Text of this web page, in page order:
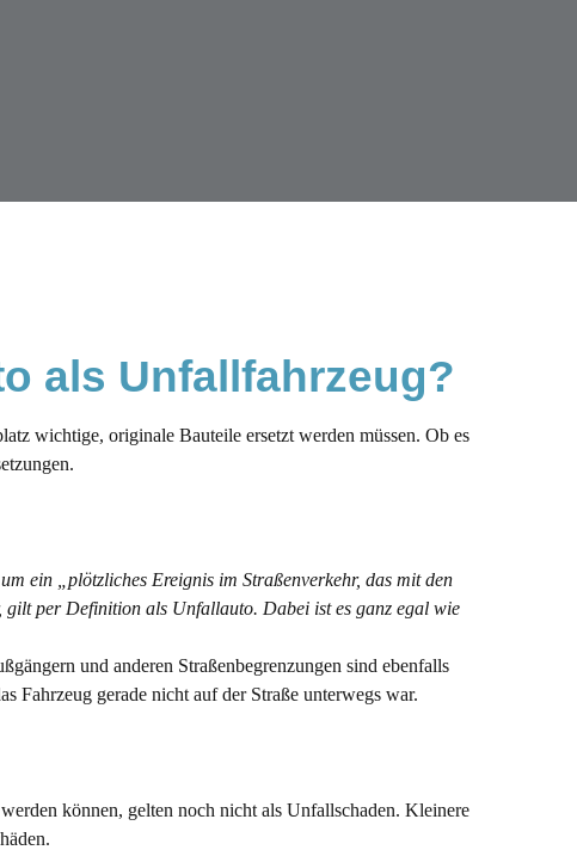
als Unfallfahrzeug?
wichtige, originale Bauteile ersetzt werden müssen. Ob es
ein „plötzliches Ereignis im Straßenverkehr, das mit den
gilt per Definition als Unfallauto. Dabei ist es ganz egal wie
und anderen Straßenbegrenzungen sind ebenfalls
Fahrzeug gerade nicht auf der Straße unterwegs war.
können, gelten noch nicht als Unfallschaden. Kleinere